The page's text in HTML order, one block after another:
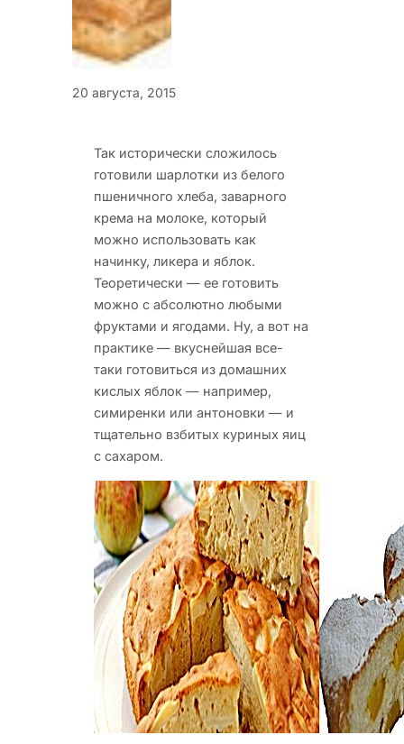
20 августа, 2015
Так исторически сложилось
готовили шарлотки из белого
пшеничного хлеба, заварного
крема на молоке, который
можно использовать как
начинку, ликера и яблок.
Теоретически — ее готовить
можно с абсолютно любыми
фруктами и ягодами. Ну, а вот на
практике — вкуснейшая все-
таки готовиться из домашних
кислых яблок — например,
симиренки или антоновки — и
тщательно взбитых куриных яиц
с сахаром.